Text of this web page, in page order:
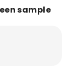
sample